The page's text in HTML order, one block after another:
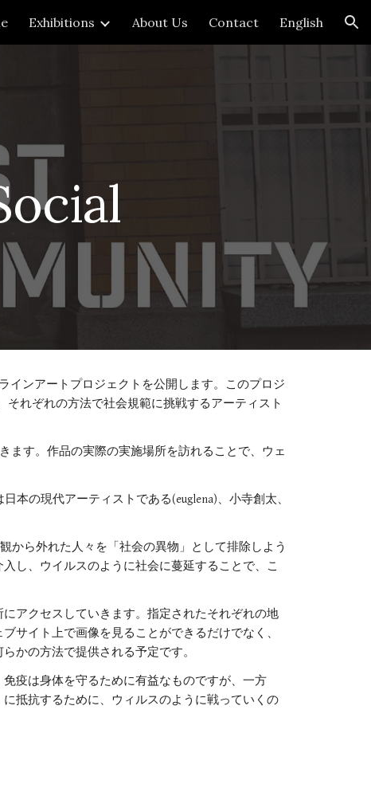
Exhibitions About Us Contact English
インアートプロジェクトを公開します。このプロジ
れぞれの方法で社会規範に挑戦するアーティスト
ます。作品の実際の実施場所を訪れることで、ウェ
本の現代アーティストである(euglena)、小寺創太、
から外れた人々を「社会の異物」として排除しよう
し、ウイルスのように社会に蔓延することで、こ
アクセスしていきます。指定されたそれぞれの地
サイト上で画像を見ることができるだけでなく、
かの方法で提供される予定です。
疫は身体を守るために有益なものですが、一方
抵抗するために、ウィルスのように戦っていくの